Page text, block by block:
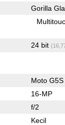
Gorilla
24 bit
Moto G5S
16-MP
f/2
Kecil